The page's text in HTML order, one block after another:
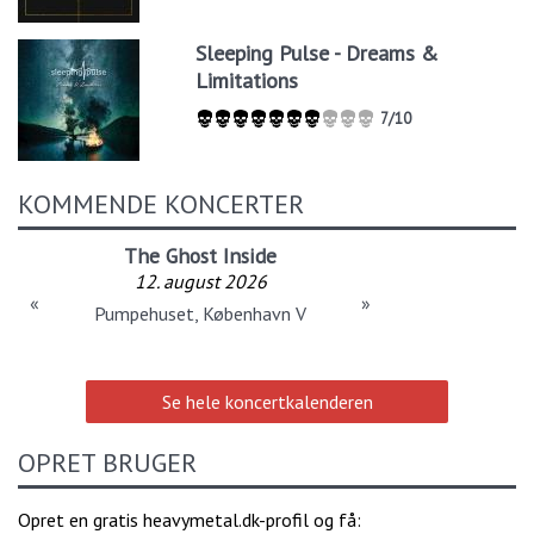
Sleeping Pulse - Dreams &
Limitations
7/10
KOMMENDE KONCERTER
The Ghost Inside
12. august 2026
Pumpehuset, København V
« »
Se hele koncertkalenderen
OPRET BRUGER
Opret en gratis heavymetal.dk-profil og få: